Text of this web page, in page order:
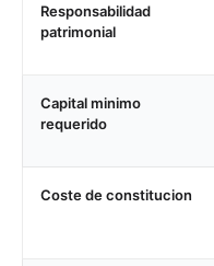
Responsabilidad
patrimonial
Capital minimo
requerido
Coste de constitucion